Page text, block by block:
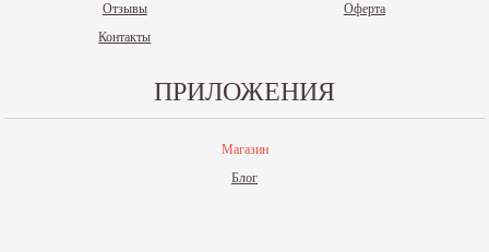
Отзывы
Оферта
Контакты
ПРИЛОЖЕНИЯ
Магазин
Блог